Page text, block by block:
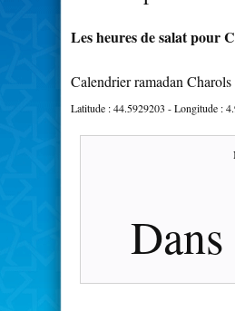
Les heures de salat pour
Calendrier ramadan
Latitude :44.5929203 - Longitude :
Dans